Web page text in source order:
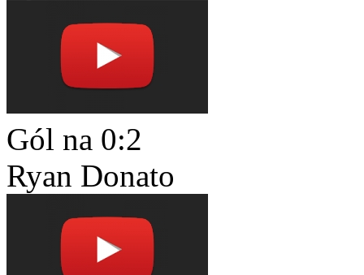
Gól na 0:2
Ryan Donato